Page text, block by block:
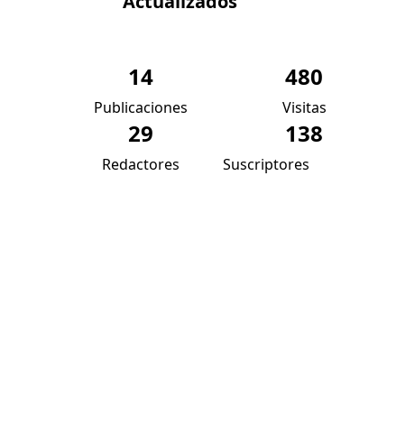
14
Publicaciones
480
Visitas
29
Redactores
138
Suscriptores